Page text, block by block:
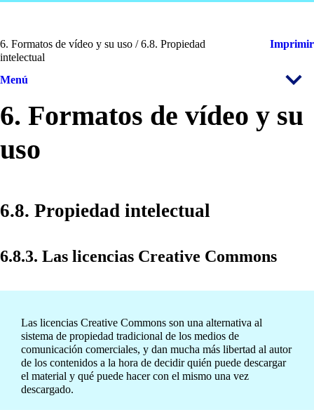
6. Formatos de vídeo y su uso / 6.8. Propiedad
intelectual
Imprimir
Menú
6. Formatos de vídeo y su
uso
6.8. Propiedad intelectual
6.8.3. Las licencias Creative Commons
Las licencias Creative Commons son una alternativa al
sistema de propiedad tradicional de los medios de
comunicación comerciales, y dan mucha más libertad al autor
de los contenidos a la hora de decidir quién puede descargar
el material y qué puede hacer con el mismo una vez
descargado.